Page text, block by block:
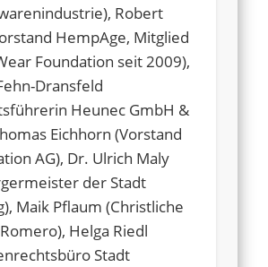
Robert
HempAge, Mitglied
Foundation seit 2009),
Dransfeld
Heunec GmbH &
Eichhorn (Vorstand
AG), Dr. Ulrich Maly
der Stadt
Maik Pflaum (Christliche
Helga Riedl
Stadt